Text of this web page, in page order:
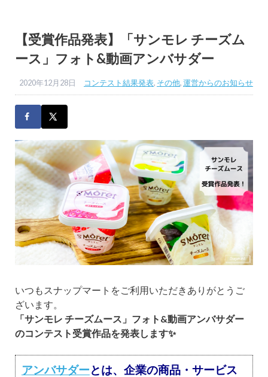
【受賞作品発表】「サンモレ チーズム
ース」フォト&動画アンバサダー
2020年12月28日 コンテスト結果発表, その他,運営からのお知らせ
いつもスナップマートをご利用いただきありがとうご
ざいます。
「サンモレ チーズムース」フォト&動画アンバサダー
のコンテスト受賞作品を発表します✨
アンバサダーとは、企業の商品・サービス